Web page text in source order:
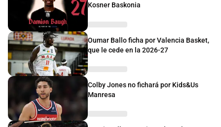
Kosner Baskonia
Oumar Ballo ficha por Valencia Basket,
que le cede en la 2026-27
Colby Jones no fichará por Kids&Us
Manresa